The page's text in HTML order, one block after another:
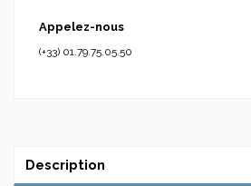
Appelez-nous
(+33) 01.79.75.05.50
Description